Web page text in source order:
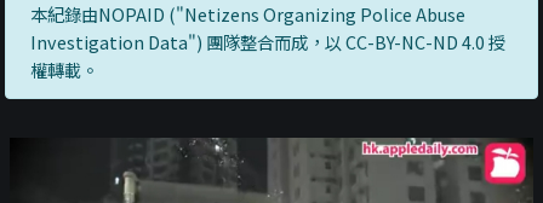
本紀錄由NOPAID ("Netizens Organizing Police Abuse
Investigation Data") 團隊整合而成，以 CC-BY-NC-ND 4.0 授
權轉載。